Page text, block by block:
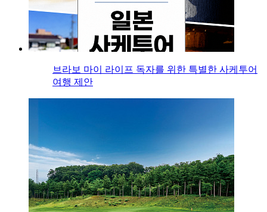
브라보 마이 라이프 독자를 위한 특별한 사케투어
여행 제안